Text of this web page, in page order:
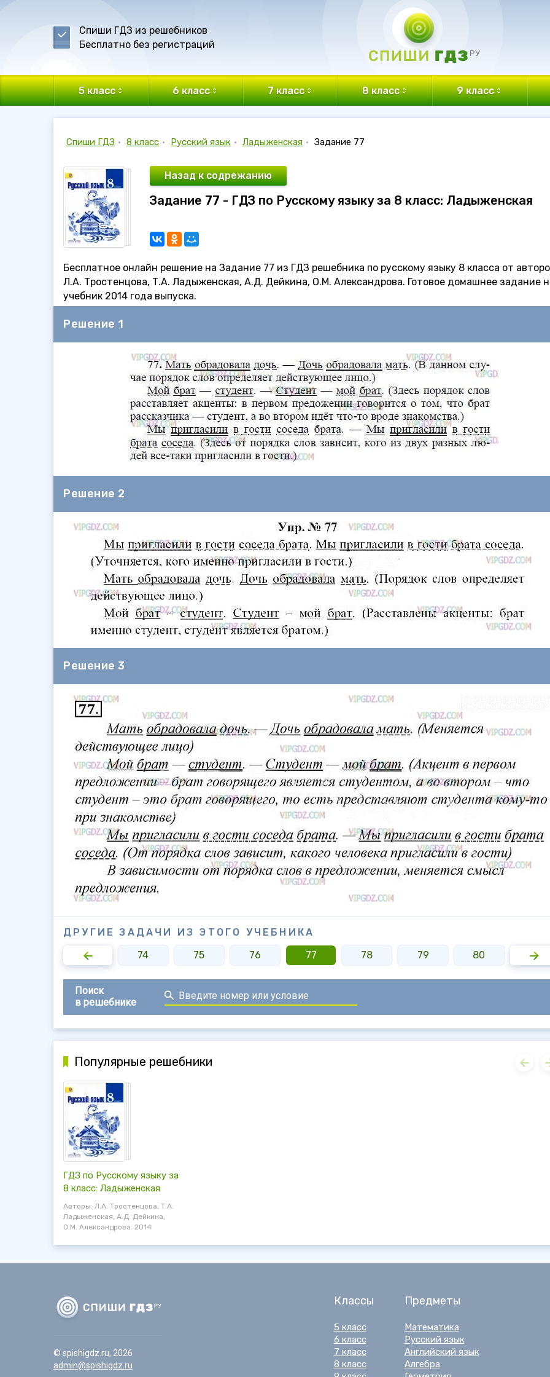
Спиши ГДЗ из решебников
Бесплатно без регистраций
5 класс 6 класс 7 класс 8 класс 9 класс
Спиши ГДЗ • 8 класс • Русский язык • Ладыженская • Задание 77
Назад к содрежанию
Задание 77 - ГДЗ по Русскому языку за 8 класс: Ладыженская
Бесплатное онлайн решение на Задание 77 из ГДЗ решебника по русскому языку 8 класса от
Л.А. Тростенцова, Т.А. Ладыженская, А.Д. Дейкина, О.М. Александрова. Готовое домашнее задание
учебник 2014 года выпуска.
Решение 1
Решение 2
Решение 3
ДРУГИЕ ЗАДАЧИ ИЗ ЭТОГО УЧЕБНИКА
73 74 75 76 77 78 79 80 81
Поиск
в решебнике
Популярные решебники
ГДЗ по Русскому языку за
8 класс: Ладыженская
Авторы: Л.А. Тростенцова, Т.А.
Ладыженская, А.Д. Дейкина,
О.М. Александрова. 2014
© spishigdz.ru, 2026
admin@spishigdz.ru
Классы
5 класс
6 класс
7 класс
8 класс
Предметы
Математика
Русский язык
Английский язык
Алгебра